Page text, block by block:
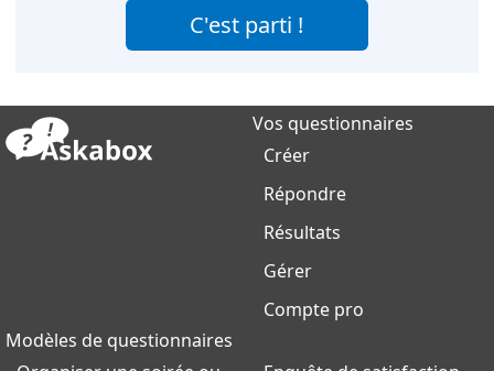
C'est parti !
Vos questionnaires
Créer
Répondre
Résultats
Gérer
Compte pro
Modèles de questionnaires